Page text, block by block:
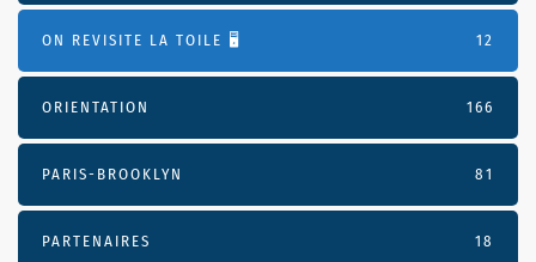
ON REVISITE LA TOILE 🖥️ 12
ORIENTATION 166
PARIS-BROOKLYN 81
PARTENAIRES 18